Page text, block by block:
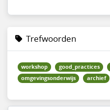
Trefwoorden
workshop good_practices
omgevingsonderwijs
archief